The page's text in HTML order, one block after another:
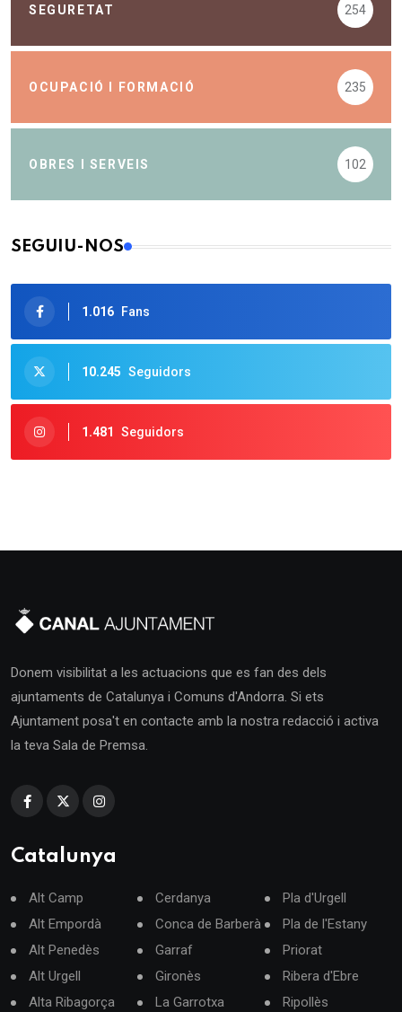
SEGURETAT 254
OCUPACIÓ I FORMACIÓ 235
OBRES I SERVEIS 102
SEGUIU-NOS
1.016 Fans
10.245 Seguidors
1.481 Seguidors
Donem visibilitat a les actuacions que es fan des dels
ajuntaments de Catalunya i Comuns d'Andorra. Si ets
Ajuntament posa't en contacte amb la nostra redacció i activa
la teva Sala de Premsa.
Catalunya
Alt Camp
Alt Empordà
Alt Penedès
Alt Urgell
Alta Ribagorça
Cerdanya
Conca de Barberà
Garraf
Gironès
La Garrotxa
Pla d'Urgell
Pla de l'Estany
Priorat
Ribera d'Ebre
Ripollès